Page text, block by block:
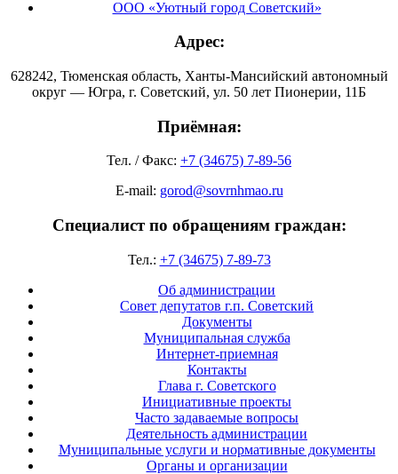
ООО «Уютный город Советский»
Адрес:
628242, Тюменская область, Ханты-Мансийский автономный
округ — Югра, г. Советский, ул. 50 лет Пионерии, 11Б
Приёмная:
Тел. / Факс: +7 (34675) 7-89-56
E-mail: gorod@sovrnhmao.ru
Специалист по обращениям граждан:
Тел.: +7 (34675) 7-89-73
Об администрации
Совет депутатов г.п. Советский
Документы
Муниципальная служба
Интернет-приемная
Контакты
Глава г. Советского
Инициативные проекты
Часто задаваемые вопросы
Деятельность администрации
Муниципальные услуги и нормативные документы
Органы и организации